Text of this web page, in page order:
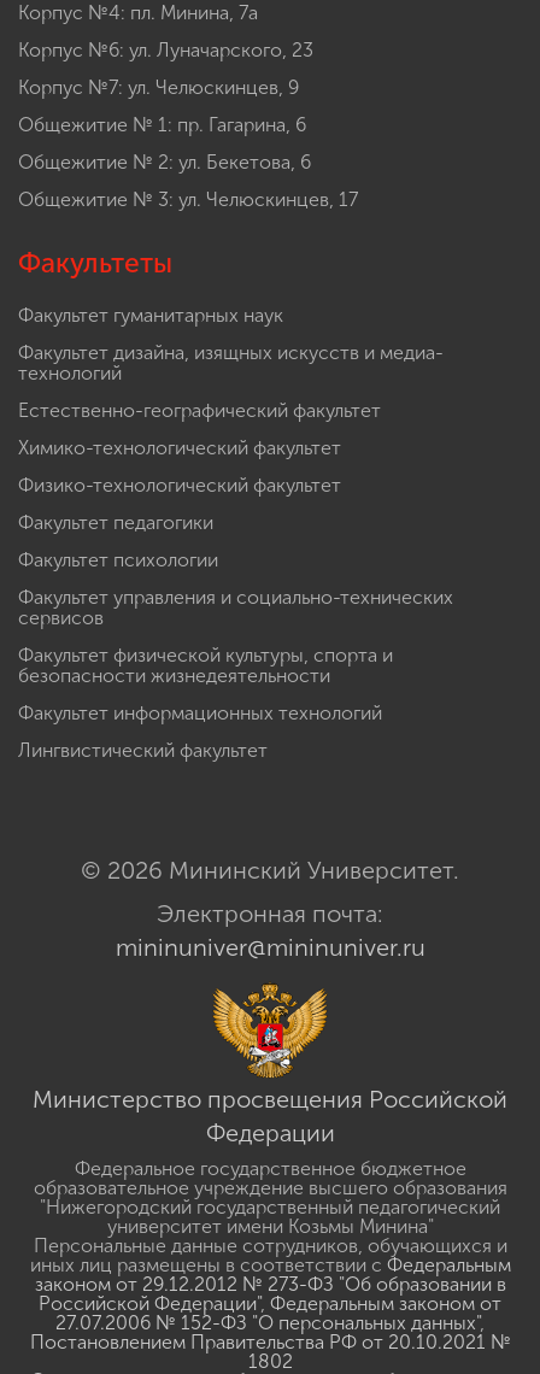
Корпус №4: пл. Минина, 7а
Корпус №6: ул. Луначарского, 23
Корпус №7: ул. Челюскинцев, 9
Общежитие № 1: пр. Гагарина, 6
Общежитие № 2: ул. Бекетова, 6
Общежитие № 3: ул. Челюскинцев, 17
Факультеты
Факультет гуманитарных наук
Факультет дизайна, изящных искусств и медиа-
технологий
Естественно-географический факультет
Химико-технологический факультет
Физико-технологический факультет
Факультет педагогики
Факультет психологии
Факультет управления и социально-технических
сервисов
Факультет физической культуры, спорта и
безопасности жизнедеятельности
Факультет информационных технологий
Лингвистический факультет
© 2026 Мининский Университет.
Электронная почта:
mininuniver@mininuniver.ru
Министерство просвещения Российской
Федерации
Федеральное государственное бюджетное
образовательное учреждение высшего образования
"Нижегородский государственный педагогический
университет имени Козьмы Минина"
Персональные данные сотрудников, обучающихся и
иных лиц размещены в соответствии с Федеральным
законом от 29.12.2012 № 273-ФЗ "Об образовании в
Российской Федерации", Федеральным законом от
27.07.2006 № 152-ФЗ "О персональных данных",
Постановлением Правительства РФ от 20.10.2021 №
1802